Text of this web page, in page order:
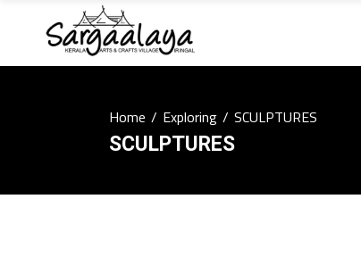
Home/Exploring/SCULPTURES
SCULPTURES